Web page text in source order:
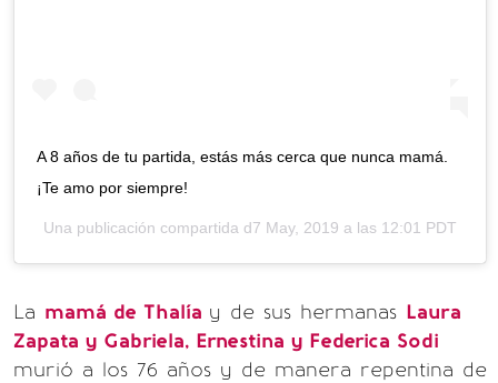
A 8 años de tu partida, estás más cerca que nunca mamá.
¡Te amo por siempre!
Una publicación compartida d7 May, 2019 a las 12:01 PDT
La mamá de Thalía y de sus hermanas Laura
Zapata y Gabriela, Ernestina y Federica Sodi
murió a los 76 años y de manera repentina de